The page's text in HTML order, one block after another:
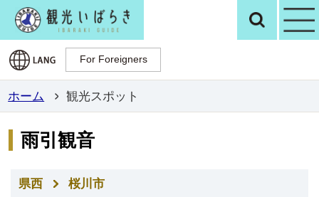
観光いばらき検
For Foreigners
For Foreigners
ホーム 観光スポット
雨引観音
県西 桜川市